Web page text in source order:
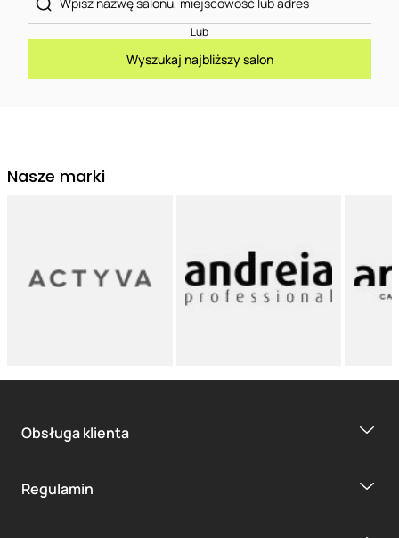
Lub
Wyszukaj najbliższy salon
Nasze marki
Obsługa klienta
Regulamin